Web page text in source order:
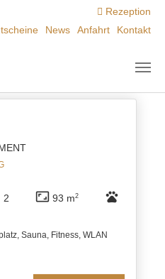
Rezeption
News Anfahrt Kontakt
Sortierung ändern
GEFUNDEN
2 aspect_ratio 93 m2 pets
Sauna, Fitness, WLAN